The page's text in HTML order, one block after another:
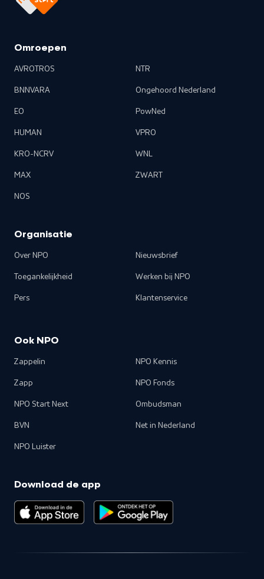
Omroepen
AVROTROS
BNNVARA
EO
HUMAN
KRO-NCRV
MAX
NOS
NTR
Ongehoord Nederland
PowNed
VPRO
WNL
ZWART
Organisatie
Over NPO
Toegankelijkheid
Pers
Nieuwsbrief
Werken bij NPO
Klantenservice
Ook NPO
Zappelin
Zapp
NPO Start Next
BVN
NPO Luister
NPO Kennis
NPO Fonds
Ombudsman
Net in Nederland
Download de app